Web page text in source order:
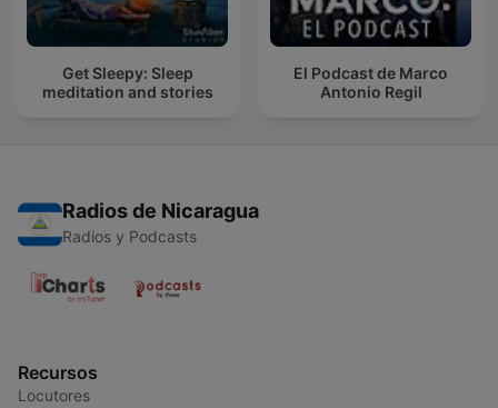
Get Sleepy: Sleep
meditation and stories
El Podcast de Marco
Antonio Regil
Radios de Nicaragua
Radios y Podcasts
Recursos
Locutores